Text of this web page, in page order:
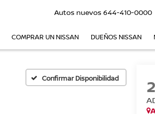
Autos nuevos 644-410-0000
COMPRAR UN NISSAN DUEÑOS NISSAN
Confirmar Disponibilidad